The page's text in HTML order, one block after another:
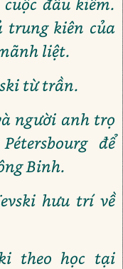
đấu kiếm.
trung kiên của
liệt.
từ trần.
người anh trọ
để
Binh.
hưu trí về
theo học tại